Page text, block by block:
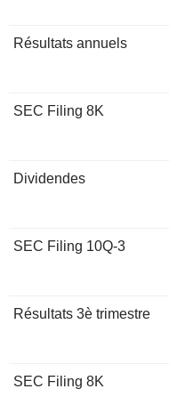
Résultats annuels
SEC Filing 8K
Dividendes
SEC Filing 10Q-3
Résultats 3è trimestre
SEC Filing 8K